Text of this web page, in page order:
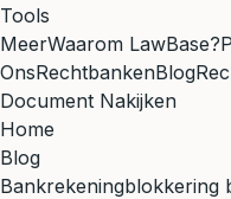
Tools
MeerWaarom LawBase?
OnsRechtbankenBlog
Document Nakijken
Home
Blog
Bankrekeningblokkering